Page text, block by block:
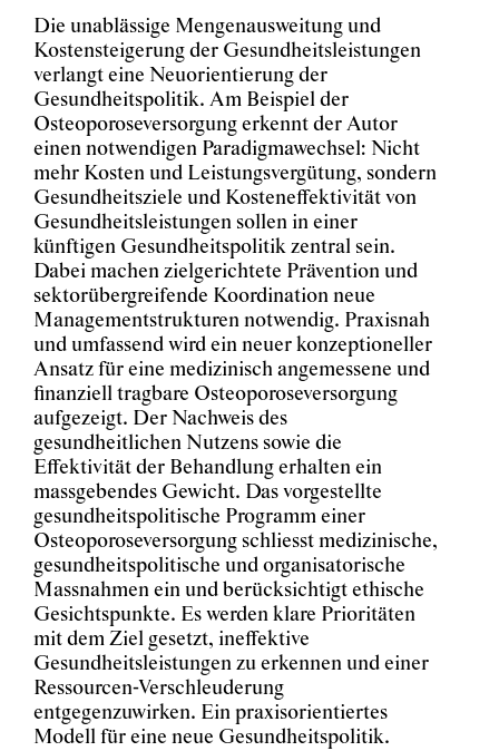
Die unablässige Mengenausweitung und
Kostensteigerung der Gesundheitsleistungen
verlangt eine Neuorientierung der
Gesundheitspolitik. Am Beispiel der
Osteoporoseversorgung erkennt der Autor
einen notwendigen Paradigmawechsel: Nicht
mehr Kosten und Leistungsvergütung, sondern
Gesundheitsziele und Kosteneffektivität von
Gesundheitsleistungen sollen in einer
künftigen Gesundheitspolitik zentral sein.
Dabei machen zielgerichtete Prävention und
sektorübergreifende Koordination neue
Managementstrukturen notwendig. Praxisnah
und umfassend wird ein neuer konzeptioneller
Ansatz für eine medizinisch angemessene und
finanziell tragbare Osteoporoseversorgung
aufgezeigt. Der Nachweis des
gesundheitlichen Nutzens sowie die
Effektivität der Behandlung erhalten ein
massgebendes Gewicht. Das vorgestellte
gesundheitspolitische Programm einer
Osteoporoseversorgung schliesst medizinische,
gesundheitspolitische und organisatorische
Massnahmen ein und berücksichtigt ethische
Gesichtspunkte. Es werden klare Prioritäten
mit dem Ziel gesetzt, ineffektive
Gesundheitsleistungen zu erkennen und einer
Ressourcen-Verschleuderung
entgegenzuwirken. Ein praxisorientiertes
Modell für eine neue Gesundheitspolitik.